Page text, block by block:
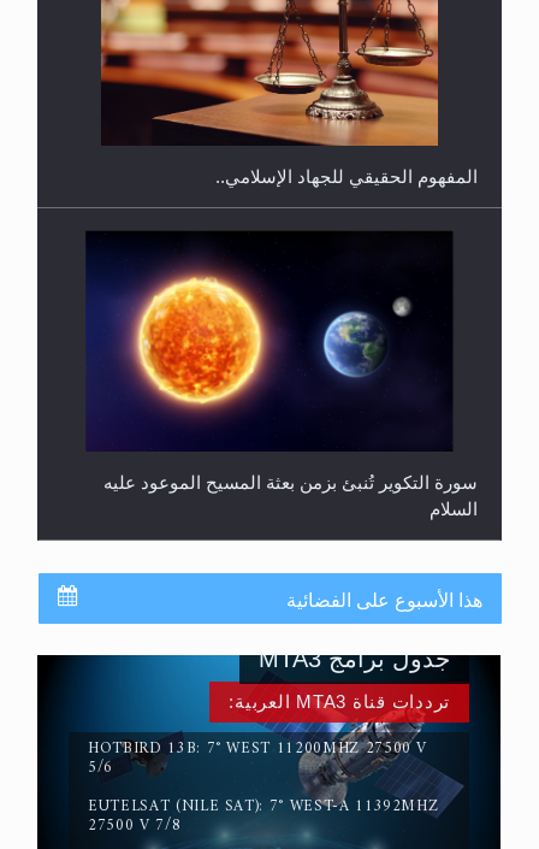
هل يجوز فتح مشروع كوافير نسائي للمحجبات وغير
المحجبات؟
المفهوم الحقيقي للجهاد الإسلامي..
سورة التكوير تُنبئ بزمن بعثة المسيح الموعود عليه
السلام
حقيقة المسيح الدجال
هذا الأسبوع على الفضائية
ترددات قناة MTA3 العربية:
HOTBIRD 13B: 7° WEST 11200MHZ 27500 V
5/6
EUTELSAT (NILE SAT): 7° WEST-A 11392MHZ
27500 V 7/8
جدول برامج MTA3